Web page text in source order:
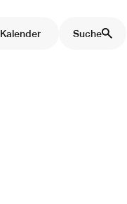
Kalender Suche